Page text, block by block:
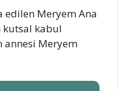
edilen Meryem Ana
kutsal kabul
annesi Meryem